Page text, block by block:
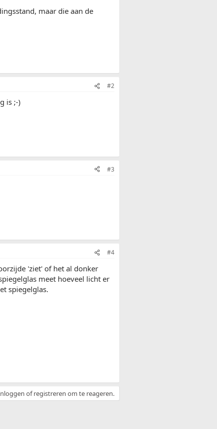
maar die aan de
#2
is ;-)
#3
#4
'ziet' of het al donker
meet hoeveel licht er
spiegelglas.
of registreren om te reageren.